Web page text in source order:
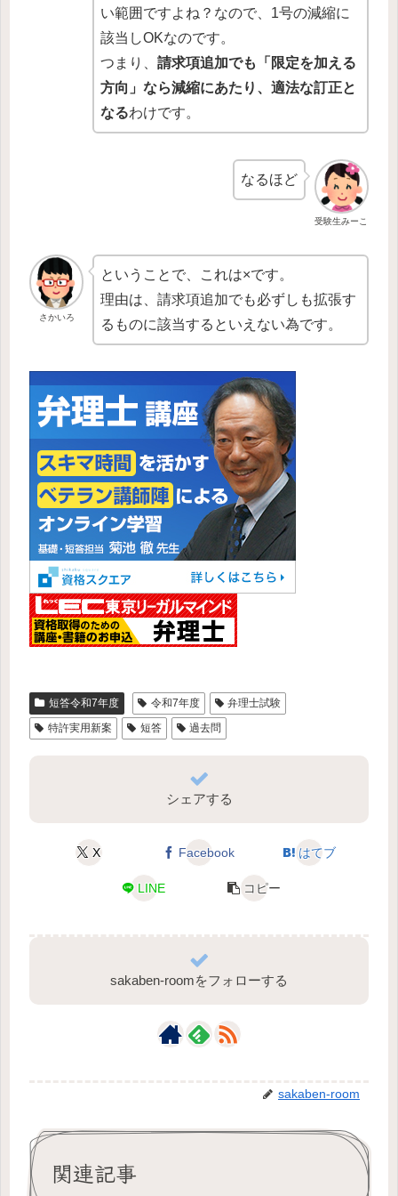
い範囲ですよね？なので、1号の減縮に
該当しOKなのです。
つまり、請求項追加でも「限定を加える
方向」なら減縮にあたり、適法な訂正と
なるわけです。
受験生みーこ
なるほど
さかいろ
ということで、これは×です。
理由は、請求項追加でも必ずしも拡張す
るものに該当するといえない為です。
短答令和7年度 令和7年度
弁理士試験
特許実用新案
短答 過去問
シェアする
X Facebook はてブ
LINE コピー
sakaben-roomをフォローする
sakaben-room
関連記事